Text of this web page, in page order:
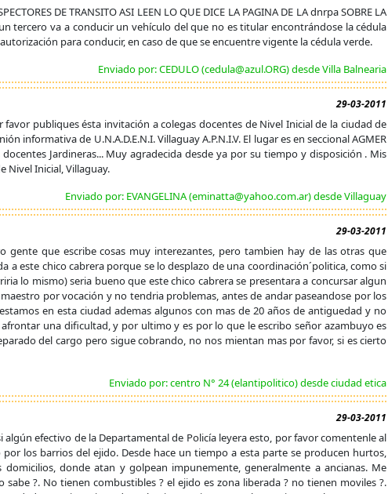
DE TRANSITO ASI LEEN LO QUE DICE LA PAGINA DE LA dnrpa SOBRE LA
tercero va a conducir un vehículo del que no es titular encontrándose la cédula
para conducir, en caso de que se encuentre vigente la cédula verde.
Enviado por: CEDULO (cedula@azul.ORG) desde Villa Balnearia
29-03-2011
publiques ésta invitación a colegas docentes de Nivel Inicial de la ciudad de
informativa de U.N.A.D.E.N.I. Villaguay A.P.N.I.V. El lugar es en seccional AGMER
Jardineras... Muy agradecida desde ya por su tiempo y disposición . Mis
Nivel Inicial, Villaguay.
Enviado por: EVANGELINA (eminatta@yahoo.com.ar) desde Villaguay
29-03-2011
gente que escribe cosas muy interezantes, pero tambien hay de las otras que
a este chico cabrera porque se lo desplazo de una coordinación´politica, como si
lo mismo) seria bueno que este chico cabrera se presentara a concursar algun
por vocación y no tendria problemas, antes de andar paseandose por los
en esta ciudad ademas algunos con mas de 20 años de antiguedad y no
una dificultad, y por ultimo y es por lo que le escribo señor azambuyo es
del cargo pero sigue cobrando, no nos mientan mas por favor, si es cierto
Enviado por: centro N° 24 (elantipolitico) desde ciudad etica
29-03-2011
efectivo de la Departamental de Policía leyera esto, por favor comentenle al
los barrios del ejido. Desde hace un tiempo a esta parte se producen hurtos,
donde atan y golpean impunemente, generalmente a ancianas. Me
?. No tienen combustibles ? el ejido es zona liberada ? no tienen moviles ?.